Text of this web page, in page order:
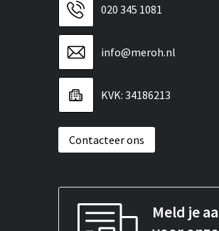
020 345 1081
info@meroh.nl
KVK: 34186213
Contacteer ons
Meld je